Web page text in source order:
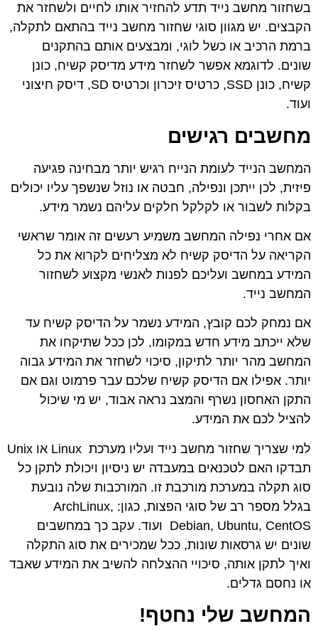
בשחזור מחשב נייד תדע להחזיר אותו לחיים ולשחזר את
הקבצים. יש מגוון סוגי שחזור מחשב נייד בהתאם לתקלה,
ברמת הרכיב או כשל לוגי, ומבצעים אותם בהתקנים
שונים. לדוגמא אפשר לשחזר מידע מדיסק קשיח, כונן
קשיח, כונן SSD, כרטיס זיכרון וכרטיס SD, דיסק חיצוני
ועוד.
מחשבים רגישים
המחשב הנייד לעומת הנייח רגיש יותר מבחינה פגיעה
פיזית, לכן ייתכן ונפילה, חבטה או נוזל שנשפך עליו יכולים
בקלות לשבור או לקלקל חלקים עליהם נשמר מידע.
אם אחרי נפילה המחשב משמיע רעשים זה אומר שראשי
הקריאה על הדיסק קשיח לא מצליחים לקרוא את כל
המידע במחשב ועליכם לפנות לאנשי מקצוע לשחזור
המחשב נייד.
אם נמחק לכם קובץ, המידע נשמר על הדיסק קשיח עד
שלא ייכתב מידע חדש במקומו, לכן ככל שתיקחו את
המחשב מהר יותר לתיקון, סיכוי לשחזר את המידע גבוה
יותר. אפילו אם הדיסק קשיח שלכם עבר פרמוט וגם אם
התקן האחסון נשרף והמצב נראה אבוד, יש מי שיכול
להציל לכם את המידע.
למי שצריך שחזור מחשב נייד ועליו מערכת Linux או Unix
תבדקו האם לטכנאים במעבדה יש ניסיון ויכולת לתקן כל
סוג תקלה במערכת מורכבת זו. המורכבות שלה נובעת
בגלל מספר רב של סוגי הפצות, כגון: ArchLinux,
Debian, Ubuntu, CentOS
ועוד. עקב כך במחשבים
שונים יש גרסאות שונות, ככל שמכירים את סוג התקלה
ואיך לתקן אותה, סיכויי ההצלחה להשיב את המידע שאבד
או נחסם גדלים.
המחשב שלי נחטף!